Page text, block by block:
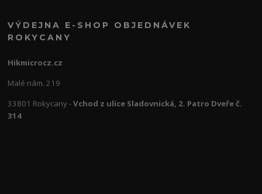
VÝDEJNA E-SHOP OBJEDNÁVEK
ROKYCANY
Hikmicrocz.cz
Malé nám. 219
33801 Rokycany -Vchod z ulice Sladovnická, 2. Patro Dveře č.
314